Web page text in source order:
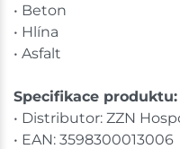
• Beton
• Hlína
• Asfalt
Specifikace produktu:
• Distributor: ZZN
• EAN: 3598300013006